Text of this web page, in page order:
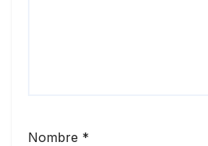
Nombre *